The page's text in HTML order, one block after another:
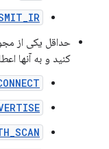
حداقل یکی از
کنید و به آنها